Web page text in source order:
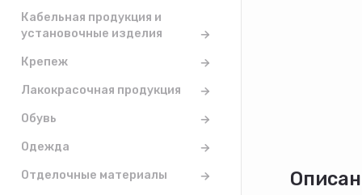
Кабельная продукция и
установочные изделия
Крепеж
Лакокрасочная продукция
Обувь
Одежда
Отделочные материалы